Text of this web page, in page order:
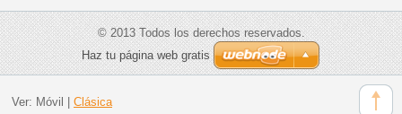
© 2013 Todos los derechos reservados.
Haz tu página web gratis
Ver: Móvil Clásica